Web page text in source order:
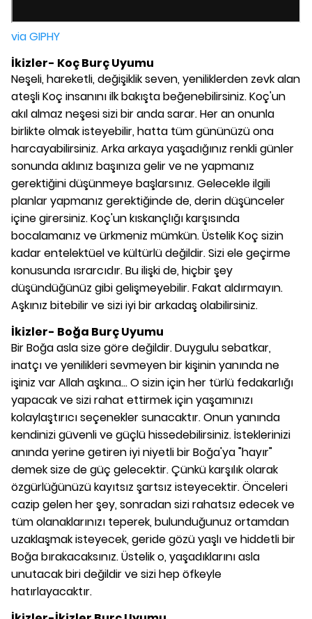
via GIPHY
İkizler- Koç Burç Uyumu
Neşeli, hareketli, değişiklik seven, yeniliklerden zevk alan
ateşli Koç insanını ilk bakışta beğenebilirsiniz. Koç'un
akıl almaz neşesi sizi bir anda sarar. Her an onunla
birlikte olmak isteyebilir, hatta tüm gününüzü ona
harcayabilirsiniz. Arka arkaya yaşadığınız renkli günler
sonunda aklınız başınıza gelir ve ne yapmanız
gerektiğini düşünmeye başlarsınız. Gelecekle ilgili
planlar yapmanız gerektiğinde de, derin düşünceler
içine girersiniz. Koç'un kıskançlığı karşısında
bocalamanız ve ürkmeniz mümkün. Üstelik Koç sizin
kadar entelektüel ve kültürlü değildir. Sizi ele geçirme
konusunda ısrarcıdır. Bu ilişki de, hiçbir şey
düşündüğünüz gibi gelişmeyebilir. Fakat aldırmayın.
Aşkınız bitebilir ve sizi iyi bir arkadaş olabilirsiniz.
İkizler- Boğa Burç Uyumu
Bir Boğa asla size göre değildir. Duygulu sebatkar,
inatçı ve yenilikleri sevmeyen bir kişinin yanında ne
işiniz var Allah aşkına... O sizin için her türlü fedakarlığı
yapacak ve sizi rahat ettirmek için yaşamınızı
kolaylaştırıcı seçenekler sunacaktır. Onun yanında
kendinizi güvenli ve güçlü hissedebilirsiniz. İsteklerinizi
anında yerine getiren iyi niyetli bir Boğa'ya "hayır"
demek size de güç gelecektir. Çünkü karşılık olarak
özgürlüğünüzü kayıtsız şartsız isteyecektir. Önceleri
cazip gelen her şey, sonradan sizi rahatsız edecek ve
tüm olanaklarınızı teperek, bulunduğunuz ortamdan
uzaklaşmak isteyecek, geride gözü yaşlı ve hiddetli bir
Boğa bırakacaksınız. Üstelik o, yaşadıklarını asla
unutacak biri değildir ve sizi hep öfkeyle
hatırlayacaktır.